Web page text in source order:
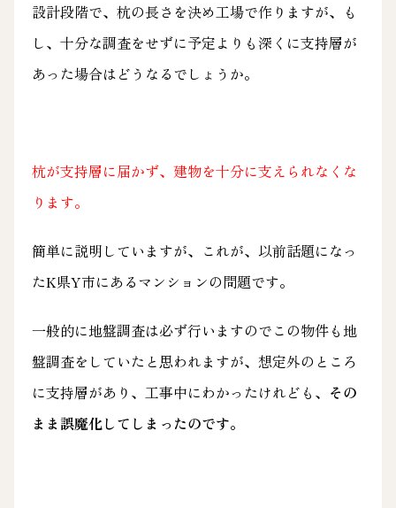
設計段階で、杭の長さを決め工場で作りますが、も
し、十分な調査をせずに予定よりも深くに支持層が
あった場合はどうなるでしょうか。
杭が支持層に届かず、建物を十分に支えられなくな
ります。
簡単に説明していますが、これが、以前話題になっ
たK県Y市にあるマンションの問題です。
一般的に地盤調査は必ず行いますのでこの物件も地
盤調査をしていたと思われますが、想定外のところ
に支持層があり、工事中にわかったけれども、 その
まま誤魔化してしまったのです。